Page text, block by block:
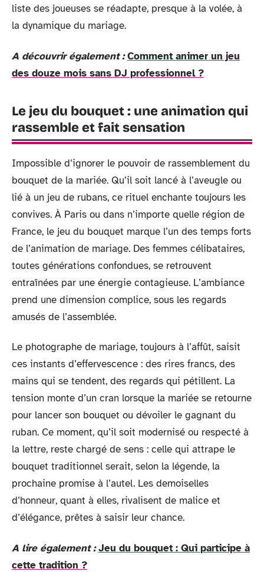
liste des joueuses se réadapte, presque à la volée, à
la dynamique du mariage.
A découvrir également : Comment animer un jeu
des douze mois sans DJ professionnel ?
Le jeu du bouquet : une animation qui
rassemble et fait sensation
Impossible d’ignorer le pouvoir de rassemblement du
bouquet de la mariée. Qu’il soit lancé à l’aveugle ou
lié à un jeu de rubans, ce rituel enchante toujours les
convives. À Paris ou dans n’importe quelle région de
France, le jeu du bouquet marque l’un des temps forts
de l’animation de mariage. Des femmes célibataires,
toutes générations confondues, se retrouvent
entraînées par une énergie contagieuse. L’ambiance
prend une dimension complice, sous les regards
amusés de l’assemblée.
Le photographe de mariage, toujours à l’affût, saisit
ces instants d’effervescence : des rires francs, des
mains qui se tendent, des regards qui pétillent. La
tension monte d’un cran lorsque la mariée se retourne
pour lancer son bouquet ou dévoiler le gagnant du
ruban. Ce moment, qu’il soit modernisé ou respecté à
la lettre, reste chargé de sens : celle qui attrape le
bouquet traditionnel serait, selon la légende, la
prochaine promise à l’autel. Les demoiselles
d’honneur, quant à elles, rivalisent de malice et
d’élégance, prêtes à saisir leur chance.
A lire également : Jeu du bouquet : Qui participe à
cette tradition ?